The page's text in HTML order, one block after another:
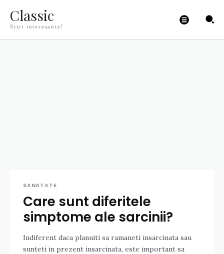
Classic
Stiri interesante!
SANATATE
Care sunt diferitele
simptome ale sarcinii?
Indiferent daca planuiti sa ramaneti insarcinata sau
sunteti in prezent insarcinata, este important sa